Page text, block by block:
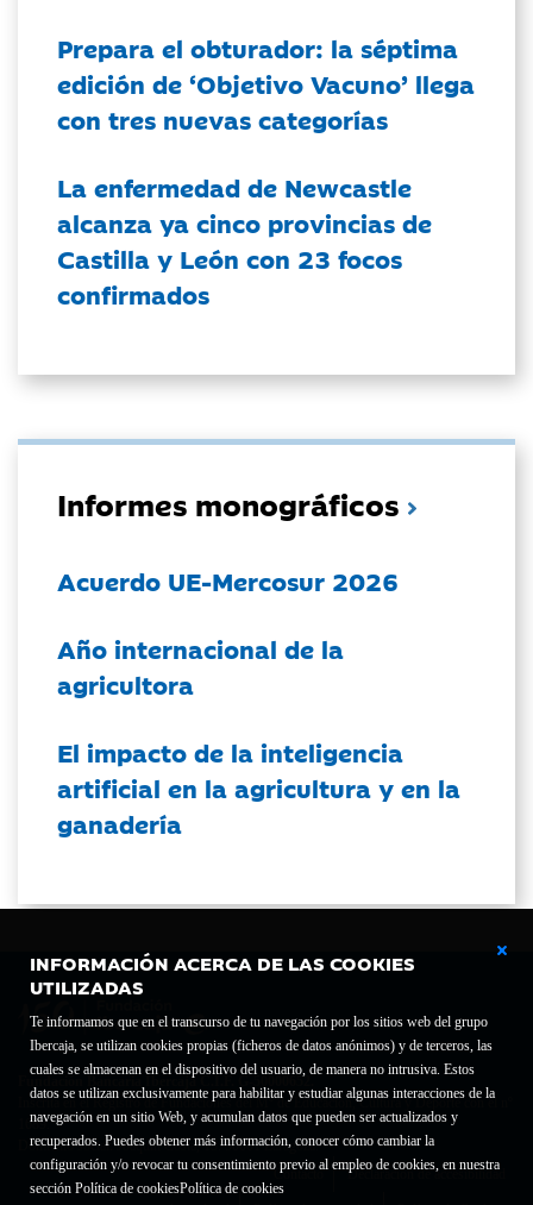
INFORMACIÓN ACERCA DE LAS COOKIES
UTILIZADAS
Te informamos que en el transcurso de tu navegación por los sitios web del grupo
Ibercaja, se utilizan cookies propias (ficheros de datos anónimos) y de terceros, las
cuales se almacenan en el dispositivo del usuario, de manera no intrusiva. Estos
datos se utilizan exclusivamente para habilitar y estudiar algunas interacciones de la
navegación en un sitio Web, y acumulan datos que pueden ser actualizados y
recuperados. Puedes obtener más información, conocer cómo cambiar la
configuración y/o revocar tu consentimiento previo al empleo de cookies, en nuestra
sección Política de cookiesPolítica de cookies
Prepara el obturador: la séptima
edición de ‘Objetivo Vacuno’ llega
con tres nuevas categorías
La enfermedad de Newcastle
alcanza ya cinco provincias de
Castilla y León con 23 focos
confirmados
Informes monográficos
Acuerdo UE-Mercosur 2026
Año internacional de la
agricultora
El impacto de la inteligencia
artificial en la agricultura y en la
ganadería
Fundación Bancaria Ibercaja C.I.F. G-50000652.
Inscrita en el Registro de Fundaciones del Mº de Educación, Cultura y Deporte con el nº
1689.
Domicilio social: Joaquín Costa, 13. 50001 Zaragoza.
Contacto
Declaración de accesibilidad